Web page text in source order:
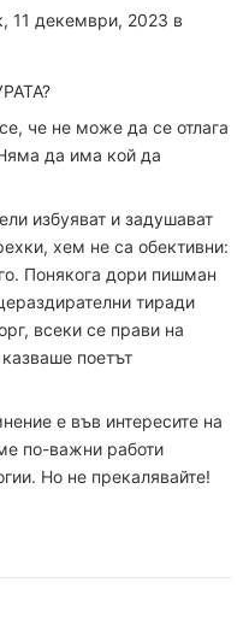
11 декември, 2023 в
че не може да се отлага
да има кой да
избуяват и задушават
хем не са обективни:
Понякога дори пишман
тиради
всеки се прави на
казваше поетът
е във интересите на
по-важни работи
Но не прекалявайте!